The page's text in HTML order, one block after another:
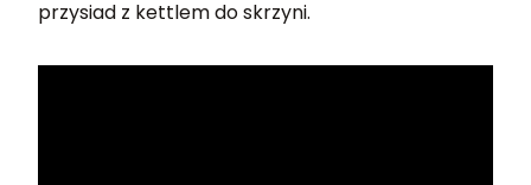
przysiad z kettlem do skrzyni.